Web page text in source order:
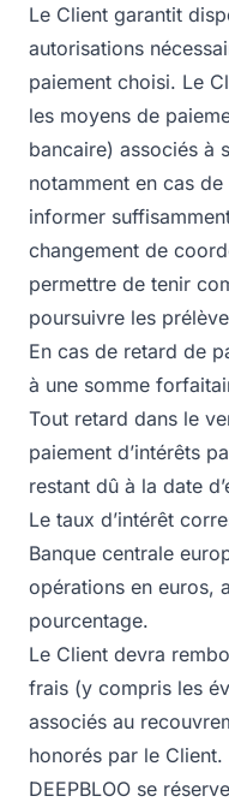
Le Client garantit
autorisations
paiement choisi. Le
les moyens de
bancaire) associés à
notamment en cas
informer
changement de
permettre de tenir
poursuivre les
En cas de retard de
à une somme
Tout retard dans le
paiement d’intérêts
restant dû à la date
Le taux d’intérêt
Banque centrale
opérations en euros,
pourcentage.
Le Client devra
frais (y compris les
associés au
honorés par le Client.
DEEPBLOO se